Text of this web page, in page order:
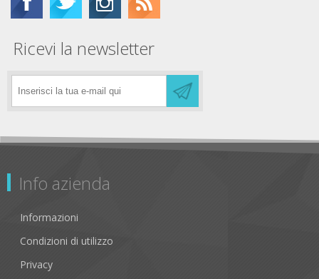
Ricevi la newsletter
Info azienda
Informazioni
Condizioni di utilizzo
Privacy